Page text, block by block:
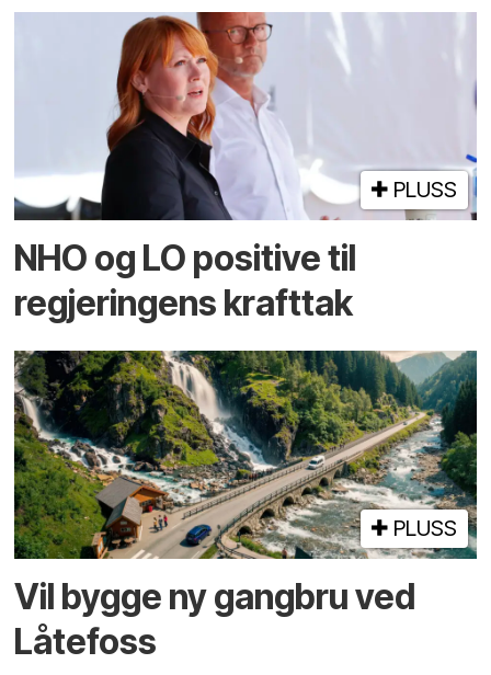
PLUSS
NHO og LO positive til
regjeringens krafttak
PLUSS
Vil bygge ny gangbru ved
Låtefoss